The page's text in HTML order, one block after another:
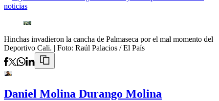
noticias
Hinchas invadieron la cancha de Palmaseca por el mal momento del
Deportivo Cali. | Foto: Raúl Palacios / El País
Daniel Molina Durango Molina